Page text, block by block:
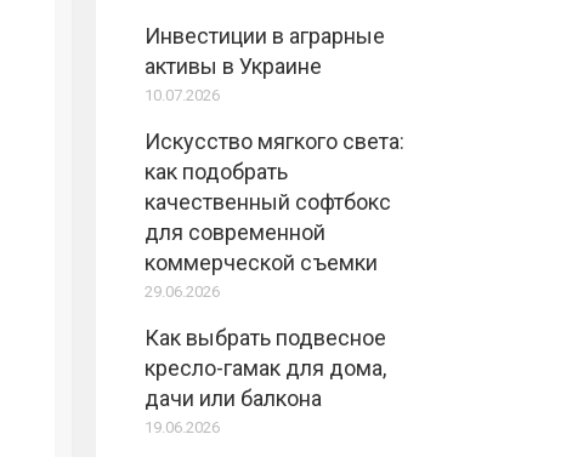
Инвестиции в аграрные
активы в Украине
10.07.2026
Искусство мягкого света:
как подобрать
качественный софтбокс
для современной
коммерческой съемки
29.06.2026
Как выбрать подвесное
кресло-гамак для дома,
дачи или балкона
19.06.2026